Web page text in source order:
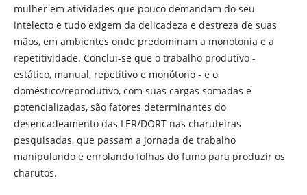
mulher em atividades que pouco demandam do seu
intelecto e tudo exigem da delicadeza e destreza de suas
mãos, em ambientes onde predominam a monotonia e a
repetitividade. Conclui-se que o trabalho produtivo -
estático, manual, repetitivo e monótono - e o
doméstico/reprodutivo, com suas cargas somadas e
potencializadas, são fatores determinantes do
desencadeamento das LER/DORT nas charuteiras
pesquisadas, que passam a jornada de trabalho
manipulando e enrolando folhas do fumo para produzir os
charutos.